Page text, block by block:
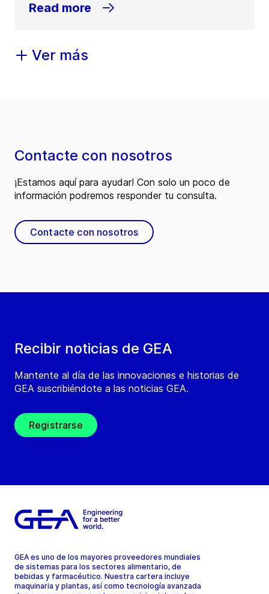
Read more
Ver más
Recibir noticias de GEA
Mantente al día de las innovaciones e historias de
GEA suscribiéndote a las noticias GEA.
Registrarse
Contacte con nosotros
¡Estamos aquí para ayudar! Con solo un poco de
información podremos responder tu consulta.
Contacte con nosotros
GEA es uno de los mayores proveedores mundiales
de sistemas para los sectores alimentario, de
bebidas y farmacéutico. Nuestra cartera incluye
maquinaria y plantas, así como tecnología avanzada